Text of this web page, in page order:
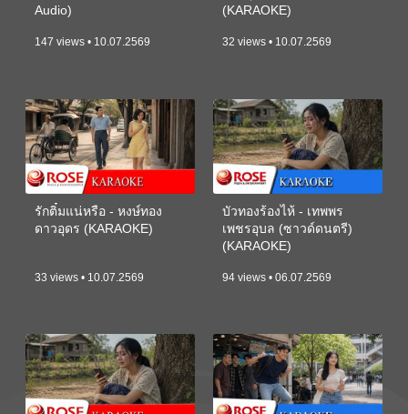
Audio)
147 views • 10.07.2569
(KARAOKE)
32 views • 10.07.2569
รักติ๋มแน่หรือ - หงษ์ทอง
ดาวอุดร (KARAOKE)
33 views • 10.07.2569
บัวทองร้องไห้ - เทพพร
เพชรอุบล (ซาวด์ดนตรี)
(KARAOKE)
94 views • 06.07.2569